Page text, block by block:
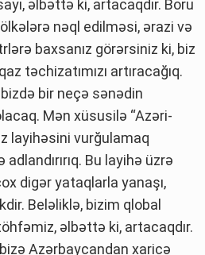
əlbəttə ki, artacaqdır. Boru
nəql edilməsi, ərazi və
baxsanız görərsiniz ki, biz
təchizatımızı artıracağıq.
bir neçə sənədin
Mən xüsusilə “Azəri-
layihəsini vurğulamaq
Bu layihə üzrə
digər yataqlarla yanaşı,
Beləliklə, bizim qlobal
əlbəttə ki, artacaqdır.
Azərbaycandan xaricə